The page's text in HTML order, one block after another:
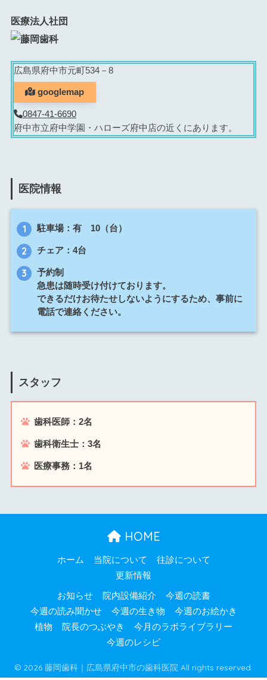
医療法人社団
広島県府中市元町534－8
googlemap
0847-41-6690
府中市立府中学園・ハローズ府中店の近くにあります。
医院情報
駐車場：有 10（台）
チェア：4台
予約制
急患は随時受け付けております。
できるだけお待たせしないようにするため、事前に
電話で連絡ください。
スタッフ
歯科医師：2名
歯科衛生士：3名
医療事務：1名
HOME
ホーム 当院について
往診について
更新情報
お知らせ 院内設備紹介
今週の読書
今週の読み聞かせ
今週の生き物
今週のお絵かき
植物
院長のつぶやき
今月のラボライブラリー
今週のレシピ
© 2026 藤岡歯科｜広島県府中市の歯科医院 All rights reserved.